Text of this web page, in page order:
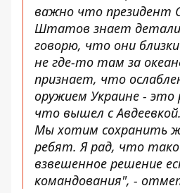
важно что президент
Штатов знает
говорю, что они
не где-то там за
признает, что
оружием Украине -
что вышел с
Мы хотим сохранить
ребят. Я рад, что
взвешенное решение
командования", -